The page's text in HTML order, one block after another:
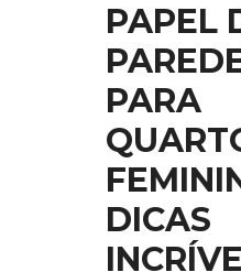
PAPEL
PARA
DICAS